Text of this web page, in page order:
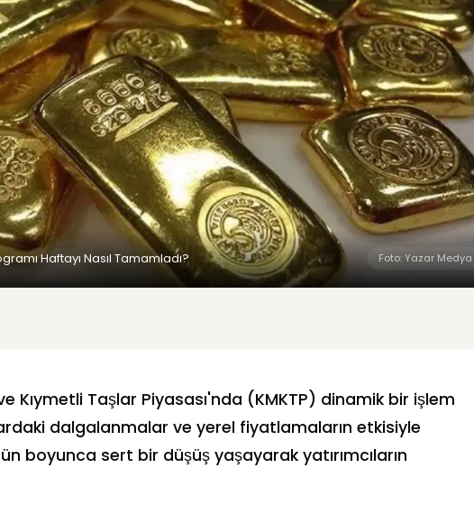
Haftayı Nasıl Tamamladı? Foto: Yazar Medya
Kıymetli Taşlar Piyasası'nda (KMKTP) dinamik bir işlem
dalgalanmalar ve yerel fiyatlamaların etkisiyle
boyunca sert bir düşüş yaşayarak yatırımcıların